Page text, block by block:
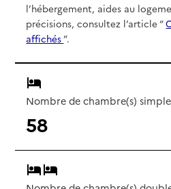
l’hébergement, aides au
précisions, consultez l’article “
affichés”.
Nombre de chambre(s)
58